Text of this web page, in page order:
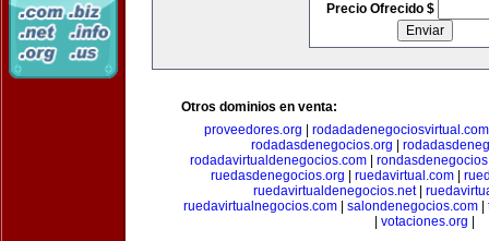
Precio Ofrecido $
Otros dominios en venta:
proveedores.org
rodadadenegociosvirtual.com
rodadasdenegocios.org
rodadavirtualdenegocios.com|
ruedasdenegocios.org
ruedavirtual.com|
ruedavirtualdenegocios.net|
ruedavirtualnegocios.com| salondenegocios.com|
votaciones.org